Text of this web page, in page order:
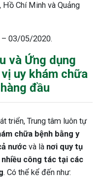
Chí Minh và Quảng
– 03/05/2020.
và Ứng dụng
uy khám chữa
đầu
triển, Trung tâm luôn tự
chữa bệnh bằng y
nước và là nơi quy tụ
công tác tại các
. Có thể kể đến như: